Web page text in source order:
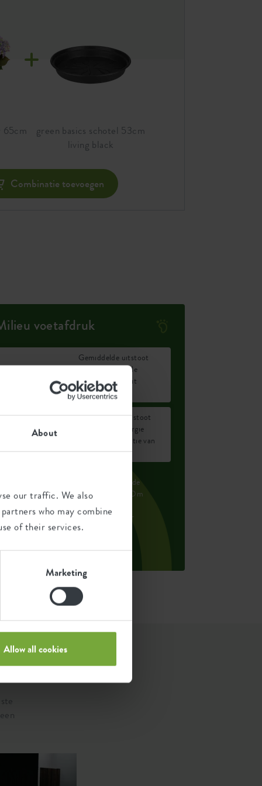
About
our traffic. We also
who may combine
of their services.
Marketing
Allow all cookies
65cm
green basics schotel 53cm
living black
Combinatie toevoegen
voetafdruk
3,079
kg
Gemiddelde uitstoot
van CO2 voor de
productie van dit
product
2,611
kWh
Gemiddelde uitstoot
van groene energie
voor de productie van
dit product
De uitstoot per product is gebaseerd op de
CO2 uitstoot van de elho groep. Om
voetafdruk per product te berekenen,
we de totale CO2-voetafdruk door
gewicht van elk product.
Anthesis 2023